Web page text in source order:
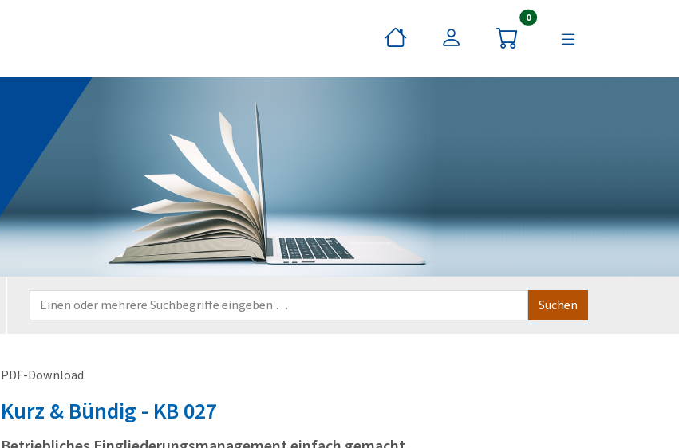
0Artikel im Warenkorb
PDF-Download
Kurz & Bündig - KB027